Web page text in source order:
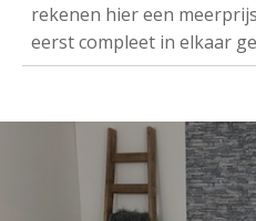
rekenen hier een
eerst compleet in elkaar